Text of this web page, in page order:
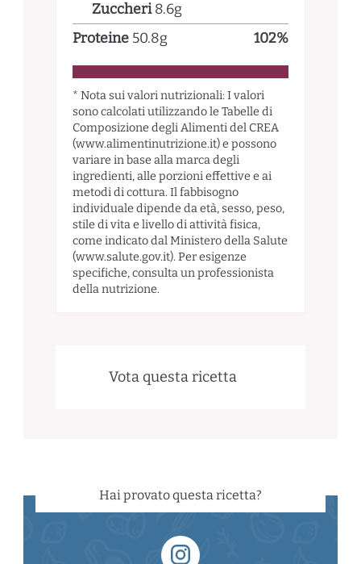
Zuccheri 8.6g
Proteine 50.8g 102%
* Nota sui valori nutrizionali: I valori
sono calcolati utilizzando le Tabelle di
Composizione degli Alimenti del CREA
(www.alimentinutrizione.it) e possono
variare in base alla marca degli
ingredienti, alle porzioni effettive e ai
metodi di cottura. Il fabbisogno
individuale dipende da età, sesso, peso,
stile di vita e livello di attività fisica,
come indicato dal Ministero della Salute
(www.salute.gov.it). Per esigenze
specifiche, consulta un professionista
della nutrizione.
Vota questa ricetta
Hai provato questa ricetta?